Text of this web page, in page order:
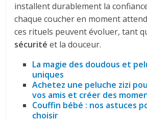
installent durablement la
chaque coucher en moment
ces rituels peuvent évoluer, tant
sécurité et la douceur.
La magie des doudous et
uniques
Achetez une peluche zizi
vos amis et créer des
Couffin bébé : nos astuces
choisir